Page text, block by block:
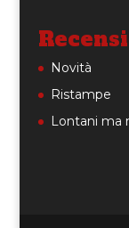
Novità
Ristampe
Lontani ma